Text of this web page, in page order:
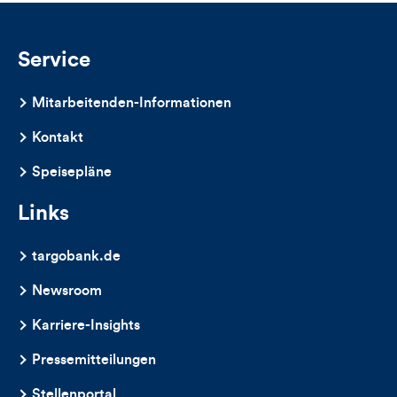
Kommentare
dieses
Artikels
Service
Mitarbeitenden-Informationen
Kontakt
Speisepläne
Links
targobank.de
Newsroom
Karriere-Insights
Pressemitteilungen